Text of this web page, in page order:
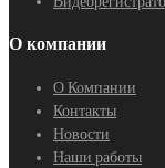
О компании
О Компании
Контакты
Новости
Наши работы